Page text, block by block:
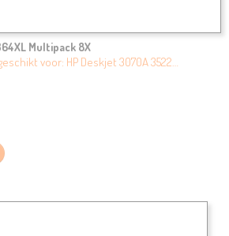
Multipack 8X
voor: HP Deskjet 3070A 3522…